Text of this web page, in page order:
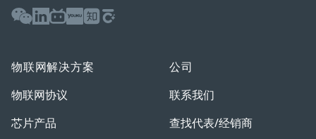
WeChatLinkedIn
BilibiliYoukuZhihuBaijiahao
物联网解决方案
物联网协议
芯片产品
公司
联系我们
查找代表/经销商